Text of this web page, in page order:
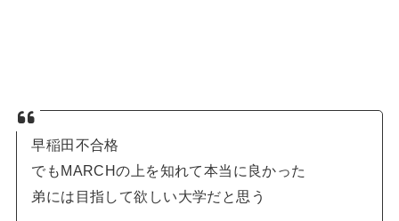
早稲田不合格
でもMARCHの上を知れて本当に良かった
弟には目指して欲しい大学だと思う